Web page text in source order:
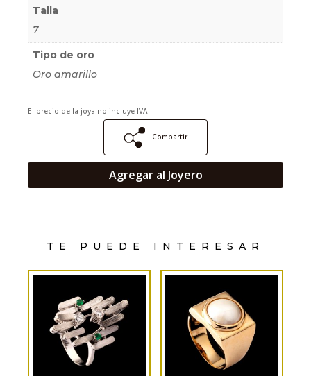
Talla
7
Tipo de oro
Oro amarillo
El precio de la joya no incluye IVA
Compartir
Agregar al Joyero
TE PUEDE INTERESAR